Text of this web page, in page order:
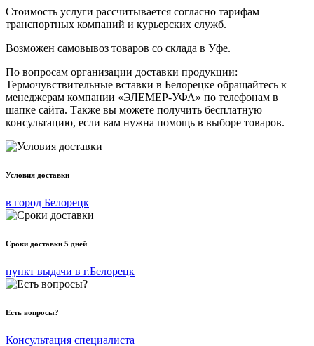
Стоимость услуги рассчитывается согласно тарифам
транспортных компаний и курьерских служб.
Возможен самовывоз товаров со склада в Уфе.
По вопросам организации доставки продукции:
Термочувствительные вставки в Белорецке обращайтесь к
менеджерам компании «ЭЛЕМЕР-УФА» по телефонам в
шапке сайта. Также вы можете получить бесплатную
консультацию, если вам нужна помощь в выборе товаров.
Условия доставки
в город Белорецк
Сроки доставки 5 дней
пункт выдачи в г.Белорецк
Есть вопросы?
Консультация специалиста